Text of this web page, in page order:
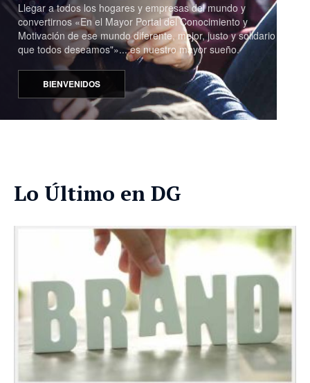
Llegar a todos los hogares y empresas del mundo y
convertirnos «En el Mayor Portal del Conocimiento y
Motivación de ese mundo diferente, mejor, justo y solidario
que todos deseamos"»... es nuestro mayor sueño.
BIENVENIDOS
Lo Último en DG